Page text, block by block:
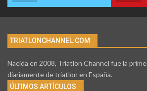
TRIATLONCHANNEL.COM
Nacida en 2008, Triatlon Channel fue la
diariamente de triatlon en España.
ÚLTIMOS ARTÍCULOS